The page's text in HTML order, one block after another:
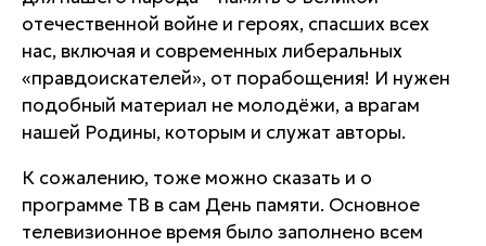
отечественной войне и героях, спасших всех
нас, включая и современных либеральных
«правдоискателей», от порабощения! И нужен
подобный материал не молодёжи, а врагам
нашей Родины, которым и служат авторы.
К сожалению, тоже можно сказать и о
программе ТВ в сам День памяти. Основное
телевизионное время было заполнено всем